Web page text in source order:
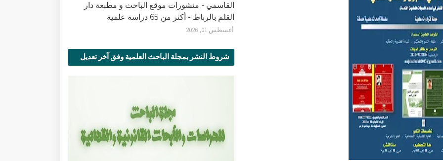
القاسمي - منشورات موقع الباحث و مطبعة دار
القلم بالرباط - أكثر من 65 دراسة علمية
أغسطس 01, 2026
شروط النشر بمجلة الباحث العلمية وفق آخر تعديل